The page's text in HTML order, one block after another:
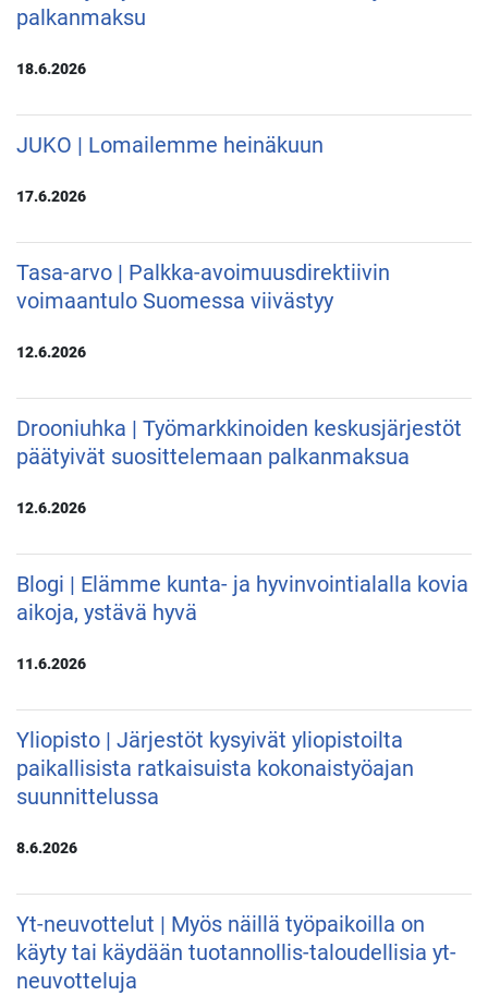
palkanmaksu
18.6.2026
JUKO | Lomailemme heinäkuun
17.6.2026
Tasa-arvo | Palkka-avoimuusdirektiivin
voimaantulo Suomessa viivästyy
12.6.2026
Drooniuhka | Työmarkkinoiden keskusjärjestöt
päätyivät suosittelemaan palkanmaksua
12.6.2026
Blogi | Elämme kunta- ja hyvinvointialalla kovia
aikoja, ystävä hyvä
11.6.2026
Yliopisto | Järjestöt kysyivät yliopistoilta
paikallisista ratkaisuista kokonaistyöajan
suunnittelussa
8.6.2026
Yt-neuvottelut | Myös näillä työpaikoilla on
käyty tai käydään tuotannollis-taloudellisia yt-
neuvotteluja